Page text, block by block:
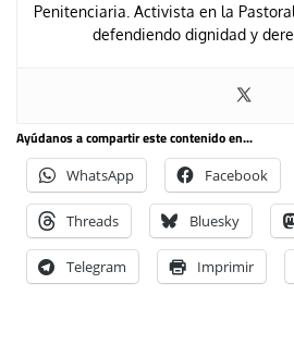
Penitenciaria. Activista en la
defendiendo dignidad y
Ayúdanos a compartir este contenido en...
WhatsApp Facebook
Threads Bluesky
Telegram Imprimir